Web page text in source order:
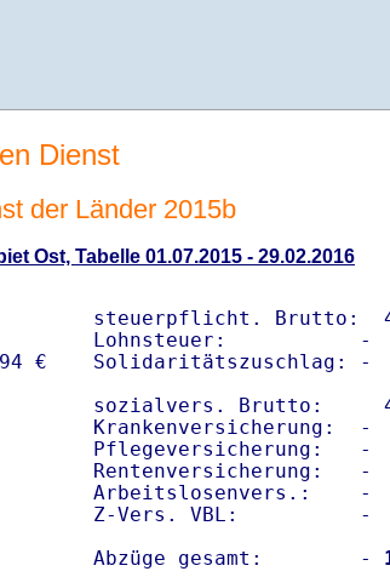
Dienst
der Länder 2015b
Ost, Tabelle 01.07.2015 - 29.02.2016
steuerpflicht. Brutto:
Lohnsteuer:           -
Solidaritätszuschlag: -
sozialvers. Brutto:
Krankenversicherung:
Pflegeversicherung:   -
Rentenversicherung:   -
Arbeitslosenvers.:    -
Z-Vers. VBL:          -
Abzüge gesamt:        -